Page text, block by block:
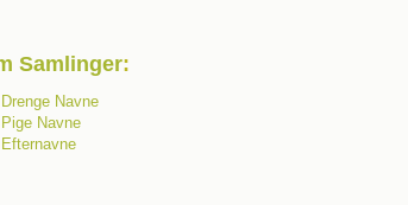
Samlinger:
Drenge Navne
Pige Navne
Efternavne